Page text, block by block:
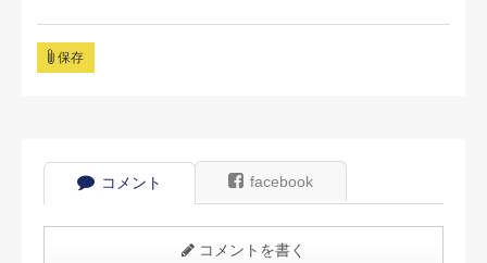
保存
コメント facebook
コメントを書く